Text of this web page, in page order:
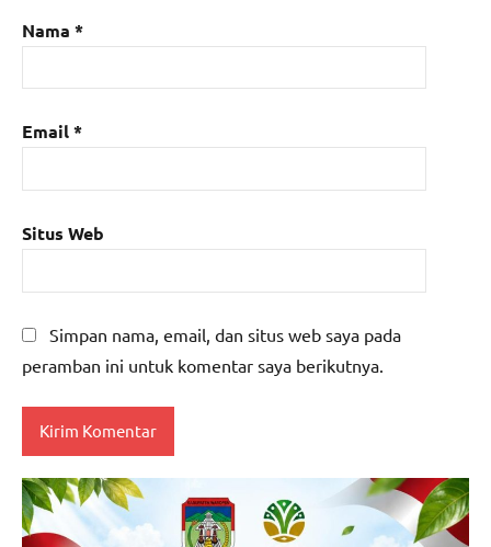
Nama *
Email*
Situs Web
Simpan nama, email, dan situs web saya pada
peramban ini untuk komentar saya berikutnya.